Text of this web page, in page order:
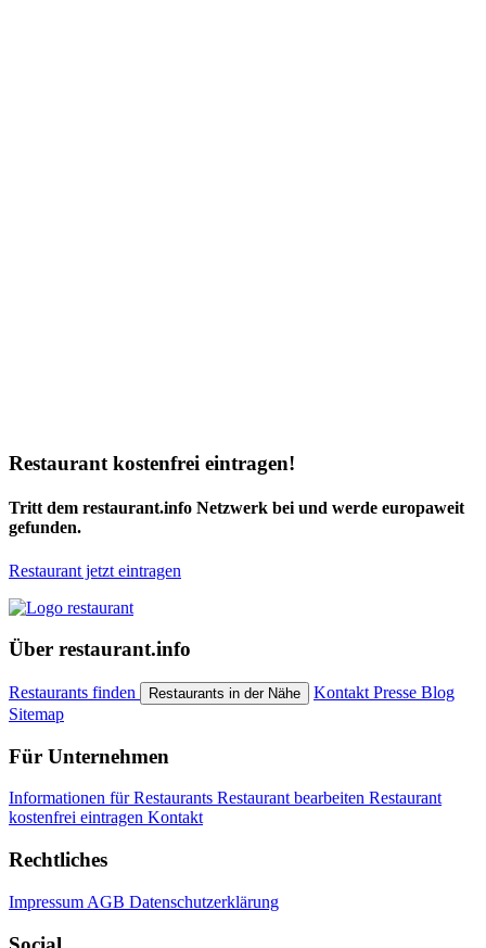
Restaurant kostenfrei eintragen!
Tritt dem restaurant.info Netzwerk bei und werde europaweit
gefunden.
Restaurant jetzt eintragen
Über restaurant.info
Restaurants finden Restaurants in der Nähe Kontakt Presse Blog
Sitemap
Für Unternehmen
Informationen für Restaurants Restaurant bearbeiten Restaurant
kostenfrei eintragen Kontakt
Rechtliches
Impressum AGB Datenschutzerklärung